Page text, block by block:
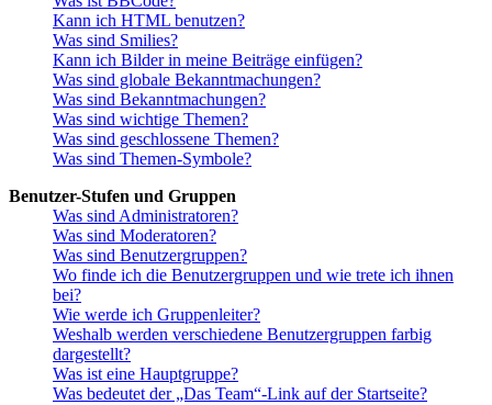
Kann ich HTML benutzen?
Was sind Smilies?
Kann ich Bilder in meine Beiträge einfügen?
Was sind globale Bekanntmachungen?
Was sind Bekanntmachungen?
Was sind wichtige Themen?
Was sind geschlossene Themen?
Was sind Themen-Symbole?
Benutzer-Stufen und Gruppen
Was sind Administratoren?
Was sind Moderatoren?
Was sind Benutzergruppen?
Wo finde ich die Benutzergruppen und wie trete ich ihnen
bei?
Wie werde ich Gruppenleiter?
Weshalb werden verschiedene Benutzergruppen farbig
dargestellt?
Was ist eine Hauptgruppe?
Was bedeutet der „Das Team“-Link auf der Startseite?